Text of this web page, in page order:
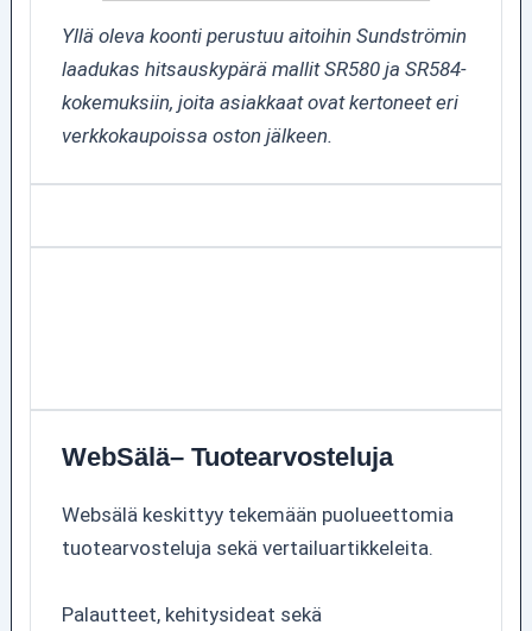
Yllä oleva koonti perustuu aitoihin Sundströmin
laadukas hitsauskypärä mallit SR580 ja SR584-
kokemuksiin, joita asiakkaat ovat kertoneet eri
verkkokaupoissa oston jälkeen.
WebSälä– Tuotearvosteluja
Websälä keskittyy tekemään puolueettomia
tuotearvosteluja sekä vertailuartikkeleita.
Palautteet, kehitysideat sekä